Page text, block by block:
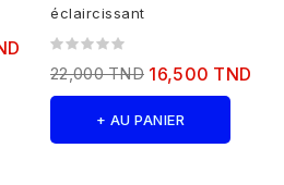
éclaircissant
22,000 TND 16,500 TND
+ AU PANIER